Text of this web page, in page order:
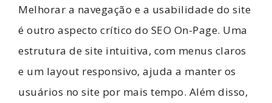
Melhorar a navegação e a usabilidade do site
é outro aspecto crítico do SEO On-Page. Uma
estrutura de site intuitiva, com menus claros
e um layout responsivo, ajuda a manter os
usuários no site por mais tempo. Além disso,